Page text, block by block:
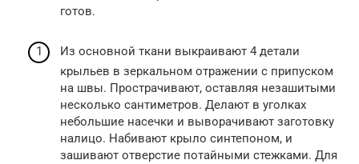
готов.
Из основной ткани выкраивают 4 детали
крыльев в зеркальном отражении с припуском
на швы. Прострачивают, оставляя незашитыми
несколько сантиметров. Делают в уголках
небольшие насечки и выворачивают заготовку
налицо. Набивают крыло синтепоном, и
зашивают отверстие потайными стежками. Для